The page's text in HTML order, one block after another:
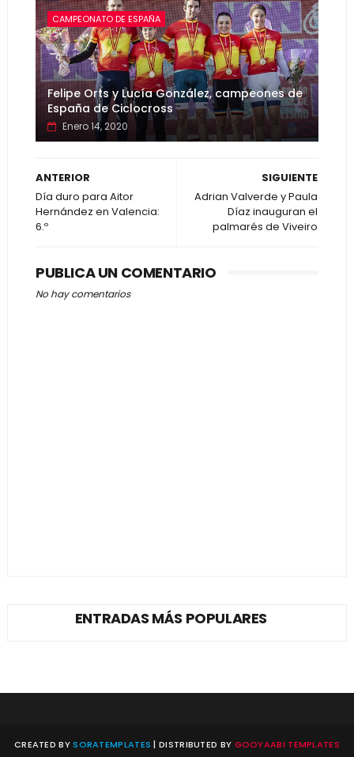
CAMPEONATO DE ESPAÑA
Felipe Orts y Lucía González, campeones de
España de Ciclocross
Enero 14, 2020
SIGUIENTE
Adrian Valverde y Paula
Díaz inauguran el
palmarés de Viveiro
ANTERIOR
Día duro para Aitor
Hernández en Valencia:
6.º
PUBLICA UN COMENTARIO
No hay comentarios
ENTRADAS MÁS POPULARES
CREATED BYSORATEMPLATES | DISTRIBUTED BY GOOYAABI TEMPLATES